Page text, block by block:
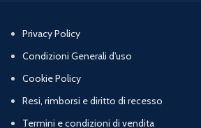
Privacy Policy
Condizioni Generali d’uso
Cookie Policy
Resi, rimborsi e diritto di recesso
Termini e condizioni di vendita